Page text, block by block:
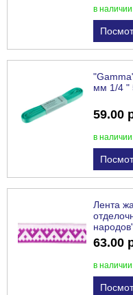
в наличии
мм 1/4 "
59.00
в наличии
Лента
63.00
в наличии